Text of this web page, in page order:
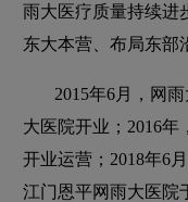
雨大医疗质量持续进
东大本营、布局东部
2015年6月，网
大医院开业；2016
开业运营；2018年6
江门恩平网雨大医院